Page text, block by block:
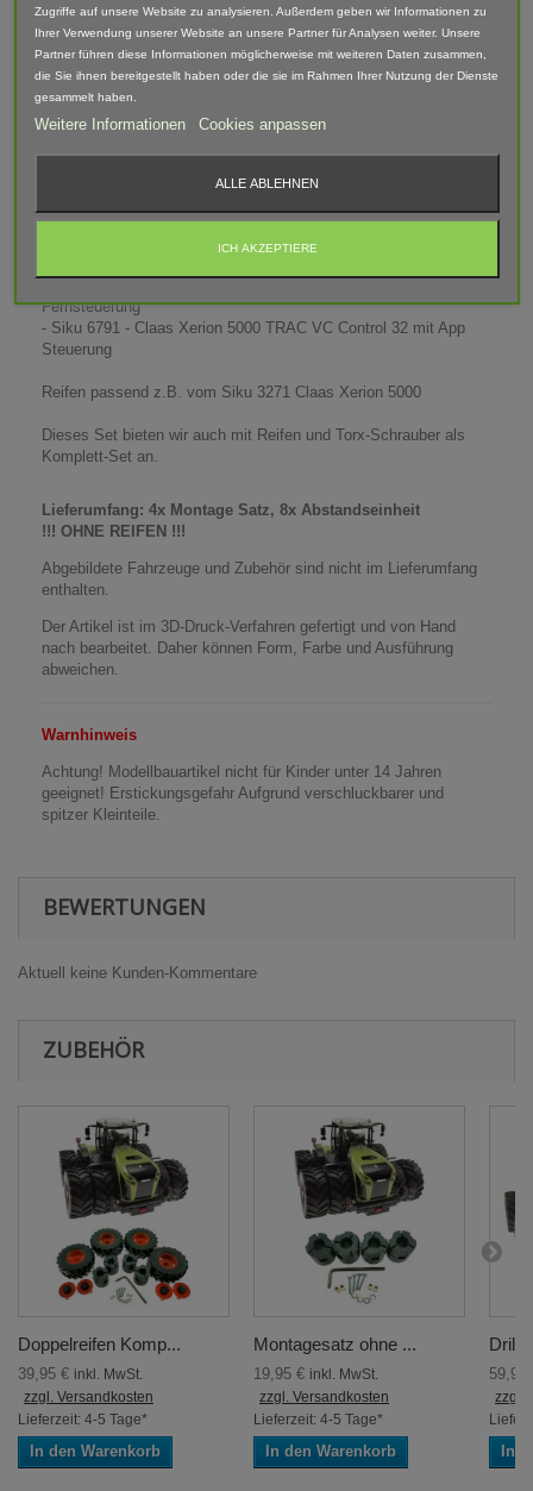
Die Umrüstung ist kinderleicht. Die originalen Schrauben der
Reifen werden mit einem Torx Schrauber T20 gelöst (Nicht im
Lieferumfang enthalten). Eine spezielle Verlängerungsbuchse mit
Unterlegscheibe wird auf geschraubt und der originale Reifen
aufgesteckt. Der Abstandseinsatz und der zweite und dritte
Reifen werden aufgesetzt und mit der mitgelieferten Schaube
fixiert. So ist die Montage in wenigen Minuten erledigt.
Der Abbau erfolgt ebenso einfach und der Claas Xerion 5000
Beschädigungen.
Fernsteuerung
- Siku 6791 - Claas Xerion 5000 TRAC VC Control 32 mit App
Steuerung
Reifen passend z.B. vom Siku 3271 Claas Xerion 5000
Dieses Set bieten wir auch mit Reifen und Torx-Schrauber als
Komplett-Set an.
Lieferumfang: 4x Montage Satz, 8x Abstandseinheit
!!! OHNE REIFEN !!!
Abgebildete Fahrzeuge und Zubehör sind nicht im Lieferumfang
enthalten.
Der Artikel ist im 3D-Druck-Verfahren gefertigt und von Hand
nach bearbeitet. Daher können Form, Farbe und Ausführung
abweichen.
Warnhinweis
Achtung! Modellbauartikel nicht für Kinder unter 14 Jahren
geeignet! Erstickungsgefahr Aufgrund verschluckbarer und
spitzer Kleinteile.
BEWERTUNGEN
Aktuell keine Kunden-Kommentare
ZUBEHÖR
Doppelreifen Komp...
39,95 € inkl. MwSt.
zzgl. Versandkosten
Lieferzeit: 4-5 Tage*
In den Warenkorb
Montagesatz ohne ...
19,95 € inkl. MwSt.
zzgl. Versandkosten
Lieferzeit: 4-5 Tage*
In den Warenkorb
zzgl.
In
Zugriffe auf unsere Website zu analysieren. Außerdem geben wir Informationen zu
Ihrer Verwendung unserer Website an unsere Partner für Analysen weiter. Unsere
Partner führen diese Informationen möglicherweise mit weiteren Daten zusammen,
die Sie ihnen bereitgestellt haben oder die sie im Rahmen Ihrer Nutzung der Dienste
gesammelt haben.
Weitere Informationen Cookies anpassen
ALLE ABLEHNEN
ICH AKZEPTIERE